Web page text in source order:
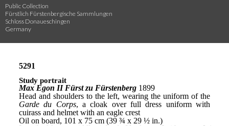
Public Collection
Fürstlich Fürstenbergische Sammlungen
Schloss Donaueschingen
Germany